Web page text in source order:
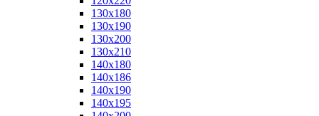
130x180
130x190
130x200
130x210
140x180
140x186
140x190
140x195